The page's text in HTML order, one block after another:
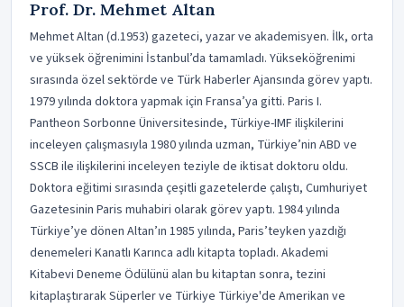
Prof. Dr. Mehmet Altan
Mehmet Altan (d.1953) gazeteci, yazar ve akademisyen. İlk, orta
ve yüksek öğrenimini İstanbul’da tamamladı. Yükseköğrenimi
sırasında özel sektörde ve Türk Haberler Ajansında görev yaptı.
1979 yılında doktora yapmak için Fransa’ya gitti. Paris I.
Pantheon Sorbonne Üniversitesinde, Türkiye-IMF ilişkilerini
inceleyen çalışmasıyla 1980 yılında uzman, Türkiye’nin ABD ve
SSCB ile ilişkilerini inceleyen teziyle de iktisat doktoru oldu.
Doktora eğitimi sırasında çeşitli gazetelerde çalıştı, Cumhuriyet
Gazetesinin Paris muhabiri olarak görev yaptı. 1984 yılında
Türkiye’ye dönen Altan’ın 1985 yılında, Paris’teyken yazdığı
denemeleri Kanatlı Karınca adlı kitapta topladı. Akademi
Kitabevi Deneme Ödülünü alan bu kitaptan sonra, tezini
kitaplaştırarak Süperler ve Türkiye Türkiye'de Amerikan ve